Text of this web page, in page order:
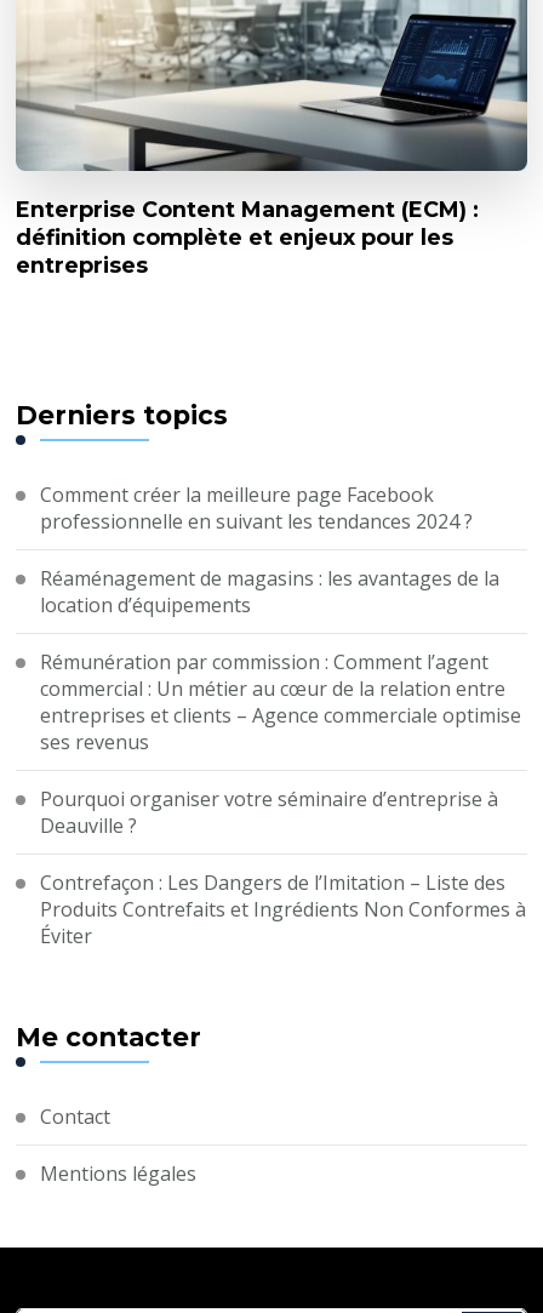
Enterprise Content Management (ECM) :
définition complète et enjeux pour les
entreprises
Derniers topics
Comment créer la meilleure page Facebook
professionnelle en suivant les tendances 2024 ?
Réaménagement de magasins : les avantages de la
location d’équipements
Rémunération par commission : Comment l’agent
commercial : Un métier au cœur de la relation entre
entreprises et clients – Agence commerciale optimise
ses revenus
Pourquoi organiser votre séminaire d’entreprise à
Deauville ?
Contrefaçon : Les Dangers de l’Imitation – Liste des
Produits Contrefaits et Ingrédients Non Conformes à
Éviter
Me contacter
Contact
Mentions légales